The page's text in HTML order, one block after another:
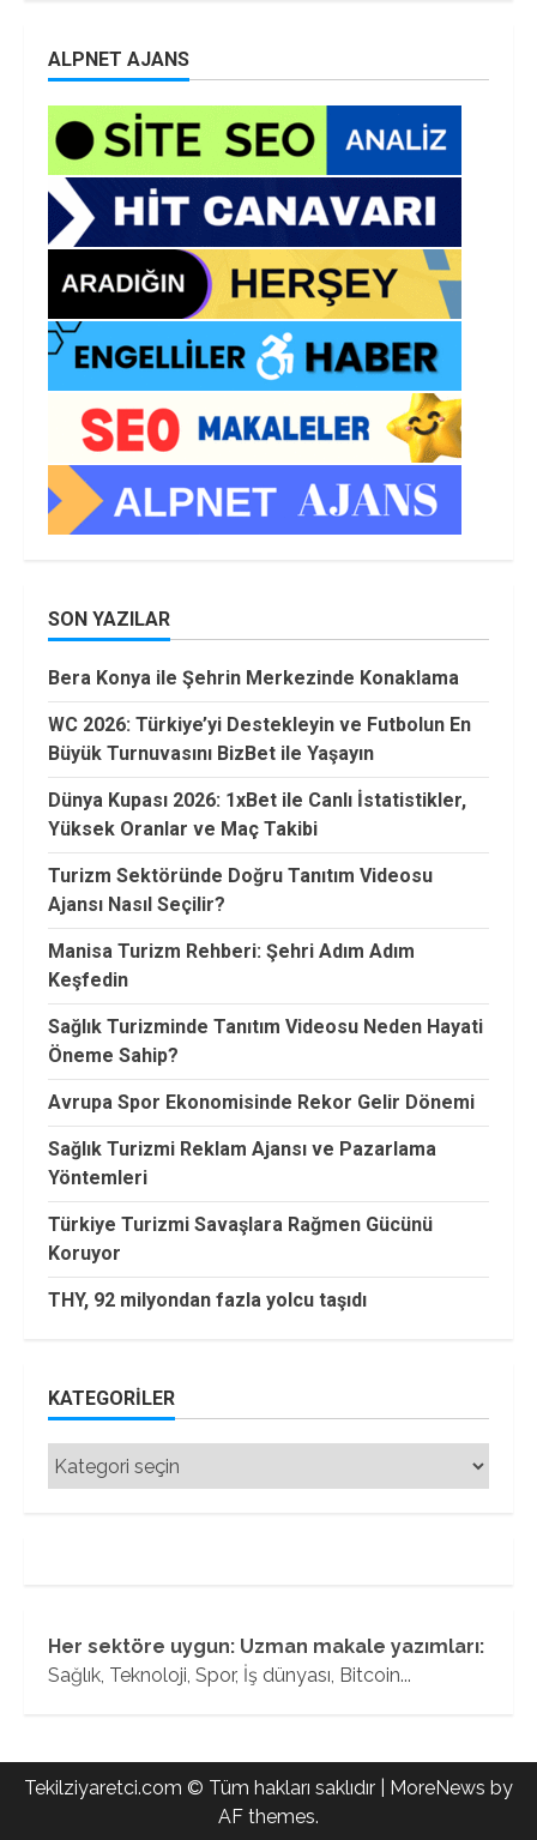
ALPNET AJANS
SON YAZILAR
Bera Konya ile Şehrin Merkezinde Konaklama
WC 2026: Türkiye’yi Destekleyin ve Futbolun En
Büyük Turnuvasını BizBet ile Yaşayın
Dünya Kupası 2026: 1xBet ile Canlı İstatistikler,
Yüksek Oranlar ve Maç Takibi
Turizm Sektöründe Doğru Tanıtım Videosu
Ajansı Nasıl Seçilir?
Manisa Turizm Rehberi: Şehri Adım Adım
Keşfedin
Sağlık Turizminde Tanıtım Videosu Neden Hayati
Öneme Sahip?
Avrupa Spor Ekonomisinde Rekor Gelir Dönemi
Sağlık Turizmi Reklam Ajansı ve Pazarlama
Yöntemleri
Türkiye Turizmi Savaşlara Rağmen Gücünü
Koruyor
THY, 92 milyondan fazla yolcu taşıdı
KATEGORILER
Kategoriler
Her sektöre uygun: Uzman makale yazımları:
Sağlık, Teknoloji, Spor, İş dünyası, Bitcoin...
Tekilziyaretci.com © Tüm hakları saklıdır MoreNews by
AF themes.